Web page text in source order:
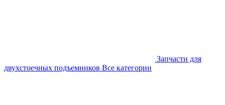
Запчасти для
двухстоечных подъемников Все категории